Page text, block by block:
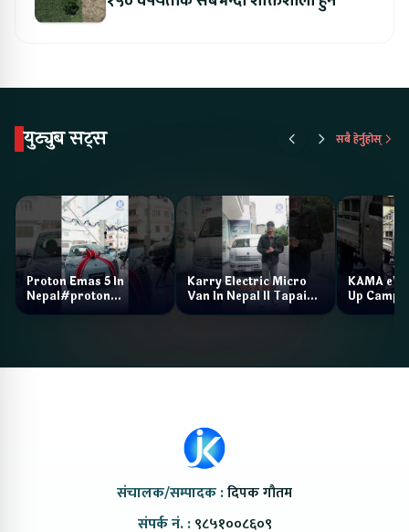
युट्युब सट्स सबै हेर्नुहोस्
Proton Emas 5 In
Nepal#proton
#protonemas5#protonnepal#evcarnepal
Karry Electric Micro
Van In Nepal II Tapaiko
Bazar II Jankari
KAMA eV
Up Camp
संचालक/सम्पादक :दिपक गौतम
संपर्क नं. : ९८५१००८६०९